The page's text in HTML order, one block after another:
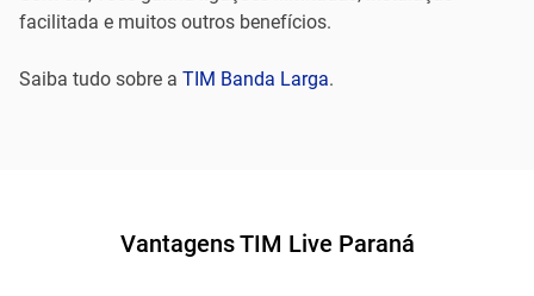
facilitada e muitos outros benefícios.
Saiba tudo sobre a TIM Banda Larga.
Vantagens TIM Live Paraná